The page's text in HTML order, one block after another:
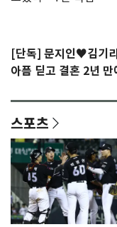
[단독] 문지인♥김기
아픔 딛고 결혼 2년 만
스포츠